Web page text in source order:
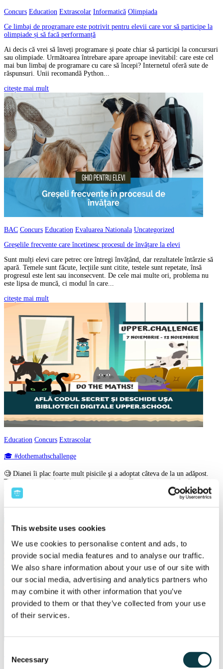
This website uses cookies
We use cookies to personalise content and ads, to
provide social media features and to analyse our traffic.
We also share information about your use of our site with
our social media, advertising and analytics partners who
may combine it with other information that you’ve
provided to them or that they’ve collected from your use
of their services.
Selection
Necessary
Concurs Education Extrascolar Informatică Olimpiada
Ce limbaj de programare este potrivit pentru elevii care vor să participe la
olimpiade și să facă performanță
Ai decis că vrei să înveți programare și poate chiar să participi la concursuri
sau olimpiade. Următoarea întrebare apare aproape inevitabil: care este cel
mai bun limbaj de programare cu care să începi? Internetul oferă sute de
răspunsuri. Unii recomandă Python...
citește mai mult
BAC Concurs Education Evaluarea Nationala Uncategorized
Greșelile frecvente care încetinesc procesul de învățare la elevi
Sunt mulți elevi care petrec ore întregi învățând, dar rezultatele întârzie să
apară. Temele sunt făcute, lecțiile sunt citite, testele sunt repetate, însă
progresul este lent sau inconsecvent. De cele mai multe ori, problema nu
este lipsa de muncă, ci modul în care...
citește mai mult
Education Concurs Extrascolar
🎓 #dothemathschallenge
🧐 Dianei îi plac foarte mult pisicile şi a adoptat câteva de la un adăpost.
Toate, mai puţin două dintre ele sunt negre. Toate, mai puţin două sunt
complet albe. Toate, mai puţin două pisici sunt complet gri. Câte pisici are
Diana? 📲 Introdu răspunsul corect pe...